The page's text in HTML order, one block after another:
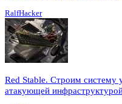
RalfHacker
Red Stable. Строим систему
атакующей